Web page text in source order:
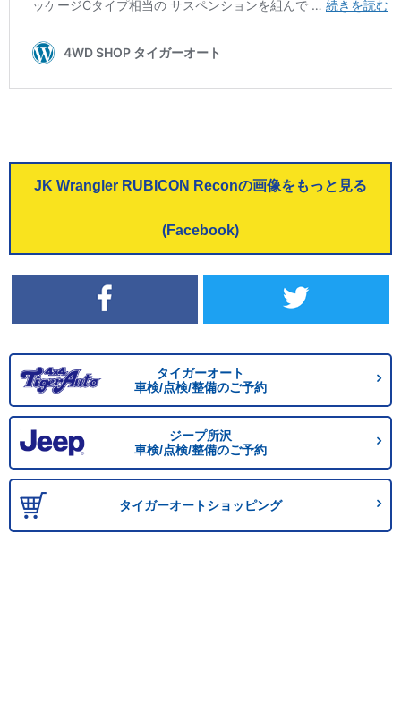
JK Wrangler RUBICON Reconの画像をもっと見る
(Facebook)
タイガーオート
車検/点検/整備のご予約
ジープ所沢
車検/点検/整備のご予約
タイガーオートショッピング